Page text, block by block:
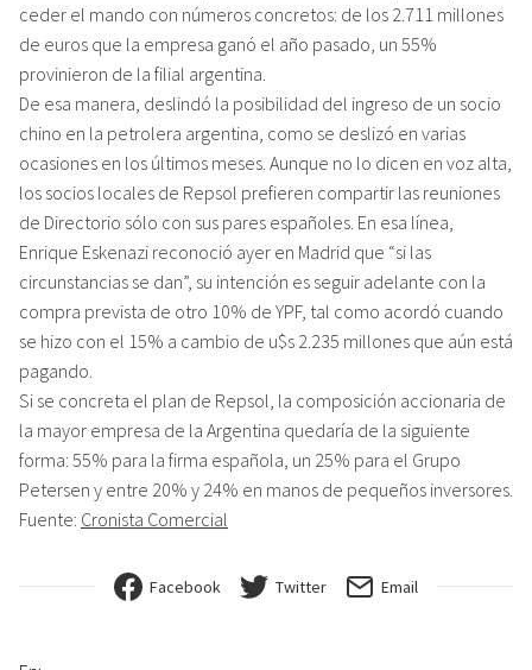
ceder el mando con números concretos: de los 2.711 millones
de euros que la empresa ganó el año pasado, un 55%
provinieron de la filial argentina.
De esa manera, deslindó la posibilidad del ingreso de un socio
chino en la petrolera argentina, como se deslizó en varias
ocasiones en los últimos meses. Aunque no lo dicen en voz alta,
los socios locales de Repsol prefieren compartir las reuniones
de Directorio sólo con sus pares españoles. En esa línea,
Enrique Eskenazi reconoció ayer en Madrid que “si las
circunstancias se dan”, su intención es seguir adelante con la
compra prevista de otro 10% de YPF, tal como acordó cuando
se hizo con el 15% a cambio de u$s 2.235 millones que aún está
pagando.
Si se concreta el plan de Repsol, la composición accionaria de
la mayor empresa de la Argentina quedaría de la siguiente
forma: 55% para la firma española, un 25% para el Grupo
Petersen y entre 20% y 24% en manos de pequeños inversores.
Fuente: Cronista Comercial
Facebook Twitter Email